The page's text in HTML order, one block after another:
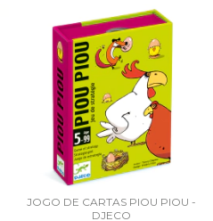
JOGO DE CARTAS PIOU PIOU -
DJECO